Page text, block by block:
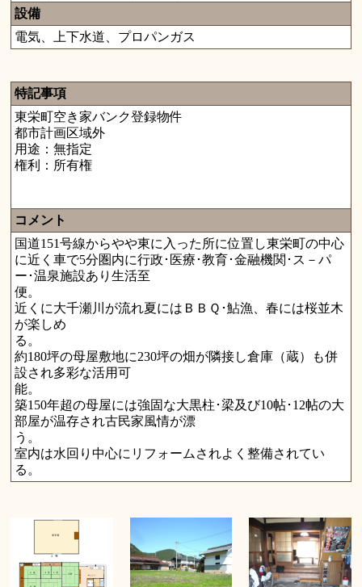
設備
電気、上下水道、プロパンガス
特記事項
東栄町空き家バンク登録物件
都市計画区域外
用途：無指定
権利：所有権
コメント
国道151号線からやや東に入った所に位置し東栄町の中心
に近く車で5分圏内に行政･医療･教育･金融機関･ス－パ
ー･温泉施設あり生活至
近くに大千瀬川が流れ夏にはＢＢＱ･鮎漁、春には桜並木
が楽しめ
約180坪の母屋敷地に230坪の畑が隣接し倉庫（蔵）も併
設され多彩な活用可
築150年超の母屋には強固な大黒柱･梁及び10帖･12帖の大
部屋が温存され古民家風情が漂
室内は水回り中心にリフォームされよく整備されてい
る。